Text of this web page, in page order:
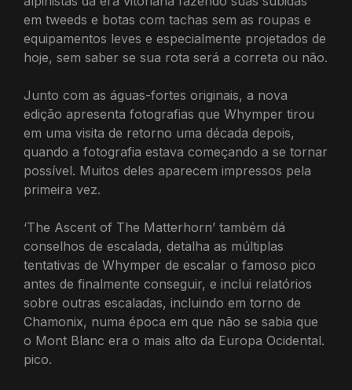
em tweeds e botas com tachas sem as roupas e
equipamentos leves e especialmente projetados de
hoje, sem saber se sua rota será a correta ou não.
Junto com as águas-fortes originais, a nova
edição apresenta fotografias que Whymper tirou
em uma visita de retorno uma década depois,
quando a fotografia estava começando a se tornar
possível. Muitos deles aparecem impressos pela
primeira vez.
‘The Ascent of The Matterhorn’ também dá
conselhos de escalada, detalha as múltiplas
tentativas de Whymper de escalar o famoso pico
antes de finalmente conseguir, e inclui relatórios
sobre outras escaladas, incluindo em torno de
Chamonix, numa época em que não se sabia que
o Mont Blanc era o mais alto da Europa Ocidental.
pico.